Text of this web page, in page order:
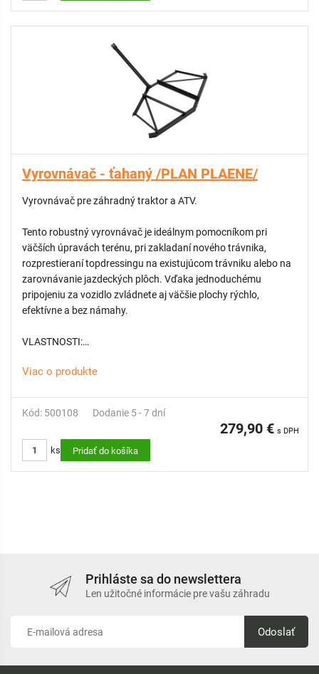
Vyrovnávač - ťahaný /PLAN PLAENE/
Vyrovnávač pre záhradný traktor a ATV.
Tento robustný vyrovnávač je ideálnym pomocníkom pri
väčších úpravách terénu, pri zakladaní nového trávnika,
rozprestieraní topdressingu na existujúcom trávniku alebo na
zarovnávanie jazdeckých plôch. Vďaka jednoduchému
pripojeniu za vozidlo zvládnete aj väčšie plochy rýchlo,
efektívne a bez námahy.
VLASTNOSTI:
Pre veľké plochy: Efektívne vyrovnáva nerovnosti a udržiava
zarovnávač jazdeckých plôch alebo športových povrchov.
Jednoduché pripojenie: Určený na ťahanie za záhradným
traktorom alebo ATV.
Viac o produkte
Kód: 500108 Dodanie 5 - 7 dní
279,90 € s DPH
ks Pridať do košíka
Prihláste sa do newslettera
Len užitočné informácie pre vašu záhradu
Odoslať